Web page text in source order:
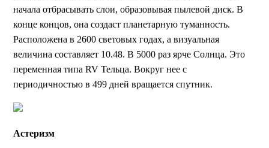
начала отбрасывать слои, образовывая пылевой диск. В
конце концов, она создаст планетарную туманность.
Расположена в 2600 световых годах, а визуальная
величина составляет 10.48. В 5000 раз ярче Солнца. Это
переменная типа RV Тельца. Вокруг нее с
периодичностью в 499 дней вращается спутник.
Астеризм